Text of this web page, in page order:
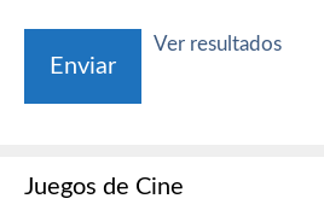
Ver resultados
Juegos de Cine